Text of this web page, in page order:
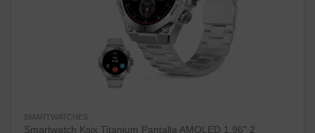
SMARTWATCHES
Smartwatch Ksix Titanium Pantalla AMOLED 1.96" 2